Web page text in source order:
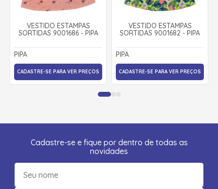
VESTIDO ESTAMPAS
SORTIDAS 9001686 - PIPA
PIPA
CADASTRE-SE PARA VER PREÇOS
VESTIDO ESTAMPAS
SORTIDAS 9001682 - PIPA
PIPA
CADASTRE-SE PARA VER PREÇOS
Cadastre-se e fique por dentro de todas as
novidades